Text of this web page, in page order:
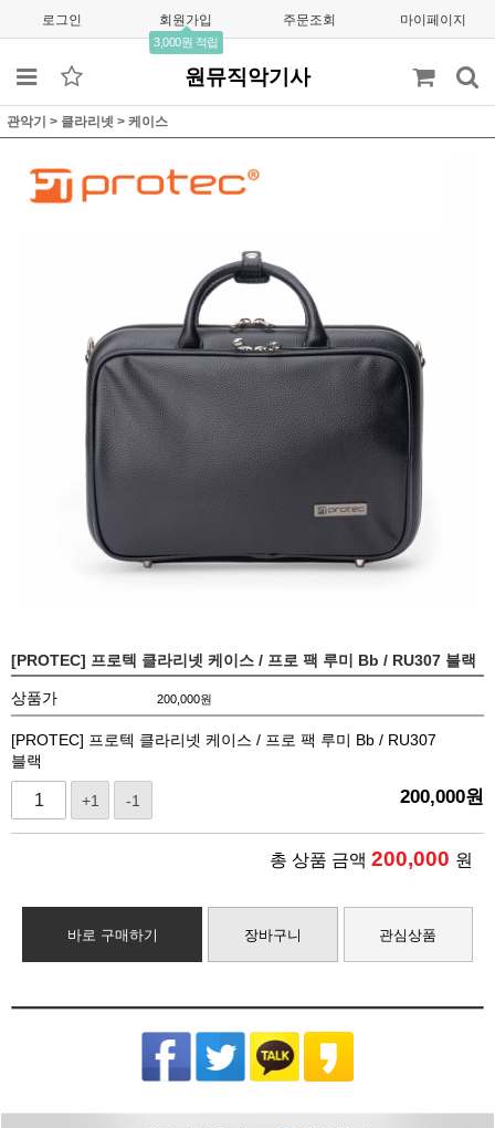
로그인 회원가입
3,000원 적립
주문조회 마이페이지
원뮤직악기사
관악기 > 클라리넷 > 케이스
[PROTEC] 프로텍 클라리넷 케이스 / 프로 팩 루미 Bb / RU307 블랙
상품가 200,000원
[PROTEC] 프로텍 클라리넷 케이스 / 프로 팩 루미 Bb / RU307
블랙
+1 -1 200,000원
총 상품 금액 200,000 원
바로 구매하기 장바구니 관심상품